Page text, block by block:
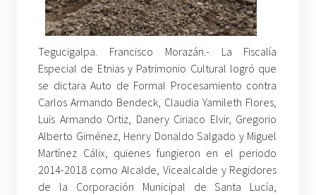
Tegucigalpa. Francisco Morazán.- La Fiscalía
Especial de Etnias y Patrimonio Cultural logró que
se dictara Auto de Formal Procesamiento contra
Carlos Armando Bendeck, Claudia Yamileth Flores,
Luis Armando Ortiz, Danery Ciriaco Elvir, Gregorio
Alberto Giménez, Henry Donaldo Salgado y Miguel
Martínez Cálix, quienes fungieron en el periodo
2014-2018 como Alcalde, Vicealcalde y Regidores
de la Corporación Municipal de Santa Lucía,